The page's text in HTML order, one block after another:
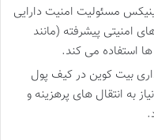
مسئولیت امنیت دارایی
امنیتی پیشرفته (مانند
بیت کوین در کیف پول
به انتقال های پرهزینه و